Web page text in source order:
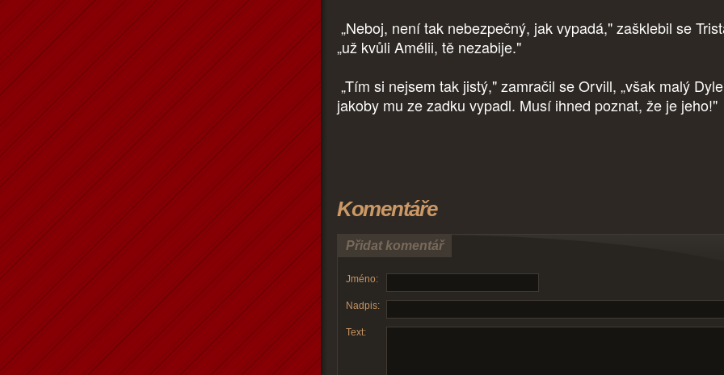
„Neboj, není tak nebezpečný, jak vypadá," zašklebil se
„už kvůli Amélii, tě nezabije."
„Tím si nejsem tak jistý," zamračil se Orvill, „však malý
jakoby mu ze zadku vypadl. Musí ihned poznat, že je jeho!"
Komentáře
Přidat komentář
Jméno:
Nadpis:
Text: